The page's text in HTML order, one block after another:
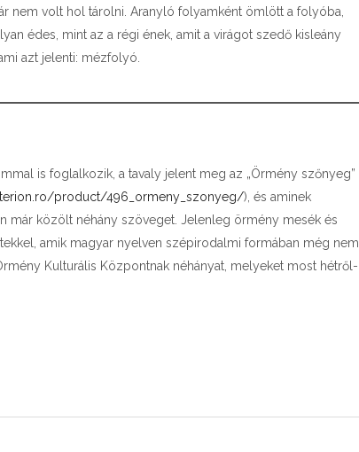
nem volt hol tárolni. Aranyló folyamként ömlött a folyóba,
édes, mint az a régi ének, amit a virágot szedő kisleány
azt jelenti: mézfolyó.
is foglalkozik, a tavaly jelent meg az „Örmény szőnyeg”
product/496_ormeny_szonyeg/), és aminek
már közölt néhány szöveget. Jelenleg örmény mesék és
amik magyar nyelven szépirodalmi formában még nem
Kulturális Központnak néhányat, melyeket most hétről-